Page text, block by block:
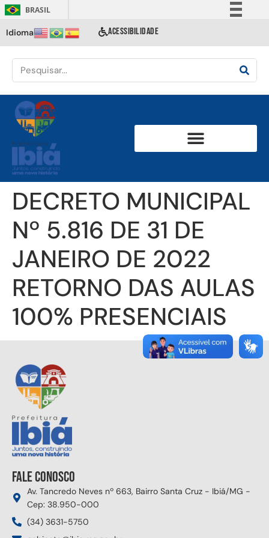
BRASIL
Comunica BR
Acesso à informação
Idioma ACESSIBILIDADE
DECRETO MUNICIPAL
Nº 5.816 DE 31 DE
JANEIRO DE 2022
RETORNO DAS AULAS
100% PRESENCIAIS
Fale conosco
Av. Tancredo Neves nº 663, Bairro Santa Cruz - Ibiá/MG -
Cep: 38.950-000
(34) 3631-5750